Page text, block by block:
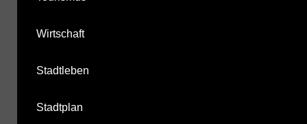
Wirtschaft
Stadtleben
Stadtplan